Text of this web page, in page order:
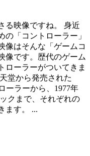
る映像ですね。 身近
「コントローラー」
像はそんな「ゲームコ
像です。歴代のゲーム
ローラーがついてきま
堂から発売された
ーラーから、1977年
クまで、それぞれの
ます。 ...